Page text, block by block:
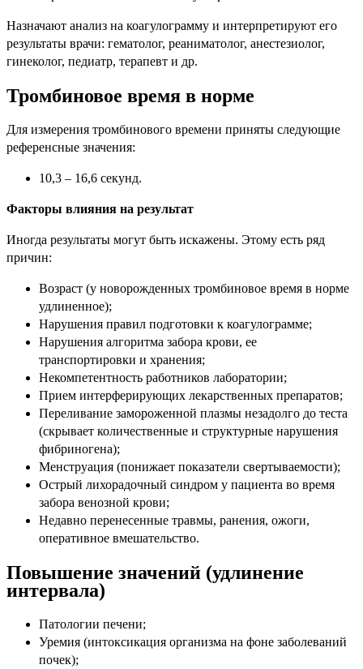
Назначают анализ на коагулограмму и интерпретируют его
результаты врачи: гематолог, реаниматолог, анестезиолог,
гинеколог, педиатр, терапевт и др.
Тромбиновое время в норме
Для измерения тромбинового времени приняты следующие
референсные значения:
10,3 – 16,6 секунд.
Факторы влияния на результат
Иногда результаты могут быть искажены. Этому есть ряд
причин:
Возраст (у новорожденных тромбиновое время в норме
удлиненное);
Нарушения правил подготовки к коагулограмме;
Нарушения алгоритма забора крови, ее
транспортировки и хранения;
Некомпетентность работников лаборатории;
Прием интерферирующих лекарственных препаратов;
Переливание замороженной плазмы незадолго до теста
(скрывает количественные и структурные нарушения
фибриногена);
Менструация (понижает показатели свертываемости);
Острый лихорадочный синдром у пациента во время
забора венозной крови;
Недавно перенесенные травмы, ранения, ожоги,
оперативное вмешательство.
Повышение значений (удлинение
интервала)
Патологии печени;
Уремия (интоксикация организма на фоне заболеваний
почек);